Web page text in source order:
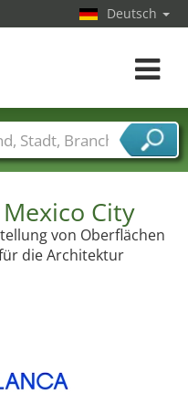
Mexico City
von Oberflächen
die Architektur
Deutsch
Toggle
Branchen